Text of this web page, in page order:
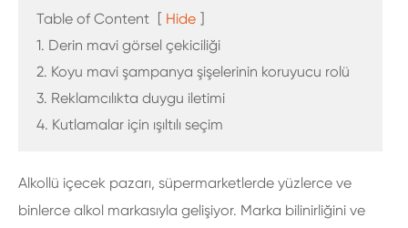
Table of Content [ Hide ]
1. Derin mavi görsel çekiciliği
2. Koyu mavi şampanya şişelerinin koruyucu rolü
3. Reklamcılıkta duygu iletimi
4. Kutlamalar için ışıltılı seçim
Alkollü içecek pazarı, süpermarketlerde yüzlerce ve
binlerce alkol markasıyla gelişiyor. Marka bilinirliğini ve